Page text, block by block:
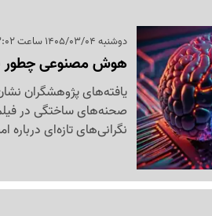
دوشنبه 1405/03/04 ساعت 03:02
هوش مصنوعی چطور
یافته‌های پژوهشگران
صحنه‌های ساختگی در
نگرانی‌های تازه‌ای